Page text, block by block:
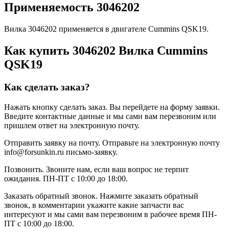
Применяемость 3046202
Вилка 3046202 применяется в двигателе Cummins QSK19.
Как купить 3046202 Вилка Cummins
QSK19
Как сделать заказ?
Нажать кнопку сделать заказ. Вы перейдете на форму заявки.
Введите контактные данные и мы сами вам перезвоним или
пришлем ответ на электронную почту.
Отправить заявку на почту. Отправьте на электронную почту
info@forsunkin.ru письмо-заявку.
Позвонить. Звоните нам, если ваш вопрос не терпит
ожидания. ПН-ПТ с 10:00 до 18:00.
Заказать обратный звонок. Нажмите заказать обратный
звонок, в комментарии укажите какие запчасти вас
интересуют и мы сами вам перезвоним в рабочее время ПН-
ПТ с 10:00 до 18:00.